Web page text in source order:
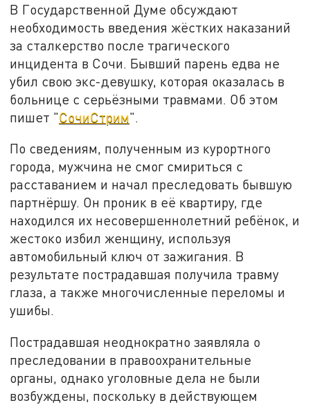
В Государственной Думе обсуждают
необходимость введения жёстких наказаний
за сталкерство после трагического
инцидента в Сочи. Бывший парень едва не
убил свою экс-девушку, которая оказалась в
больнице с серьёзными травмами. Об этом
пишет "СочиСтрим".
По сведениям, полученным из курортного
города, мужчина не смог смириться с
расставанием и начал преследовать бывшую
партнёршу. Он проник в её квартиру, где
находился их несовершеннолетний ребёнок, и
жестоко избил женщину, используя
автомобильный ключ от зажигания. В
результате пострадавшая получила травму
глаза, а также многочисленные переломы и
ушибы.
Пострадавшая неоднократно заявляла о
преследовании в правоохранительные
органы, однако уголовные дела не были
возбуждены, поскольку в действующем